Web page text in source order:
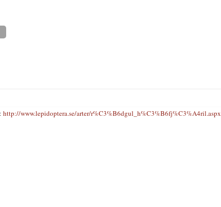
http://www.lepidoptera.se/arter/r%C3%B6dgul_h%C3%B6fj%C3%A4ril.aspx